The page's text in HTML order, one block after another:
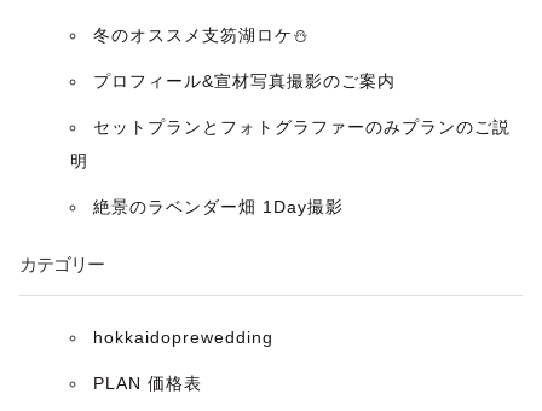
ン
冬のオススメ支笏湖ロケ⛄️
プロフィール&宣材写真撮影のご案内
セットプランとフォトグラファーのみプランのご説
明
絶景のラベンダー畑 1Day撮影
カテゴリー
hokkaidoprewedding
PLAN 価格表